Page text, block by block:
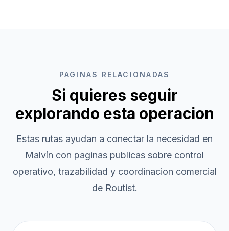
PAGINAS RELACIONADAS
Si quieres seguir
explorando esta operacion
Estas rutas ayudan a conectar la necesidad en
Malvín con paginas publicas sobre control
operativo, trazabilidad y coordinacion comercial
de Routist.